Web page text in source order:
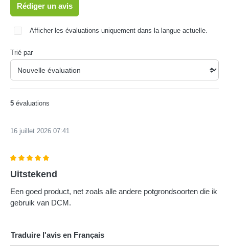
Rédiger un avis
Afficher les évaluations uniquement dans la langue actuelle.
Trié par
5 évaluations
16 juillet 2026 07:41
Évaluation avec une note de 5 sur 5 étoiles
Uitstekend
Een goed product, net zoals alle andere potgrondsoorten die ik
gebruik van DCM.
Traduire l'avis en Français